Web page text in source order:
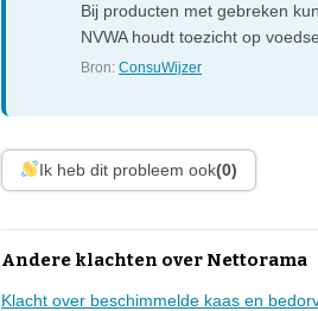
Bij producten met gebreken
NVWA houdt toezicht op
Bron:ConsuWijzer
Ik heb dit probleem ook(0)
Andere klachten over Nettorama
Klacht over beschimmelde kaas en